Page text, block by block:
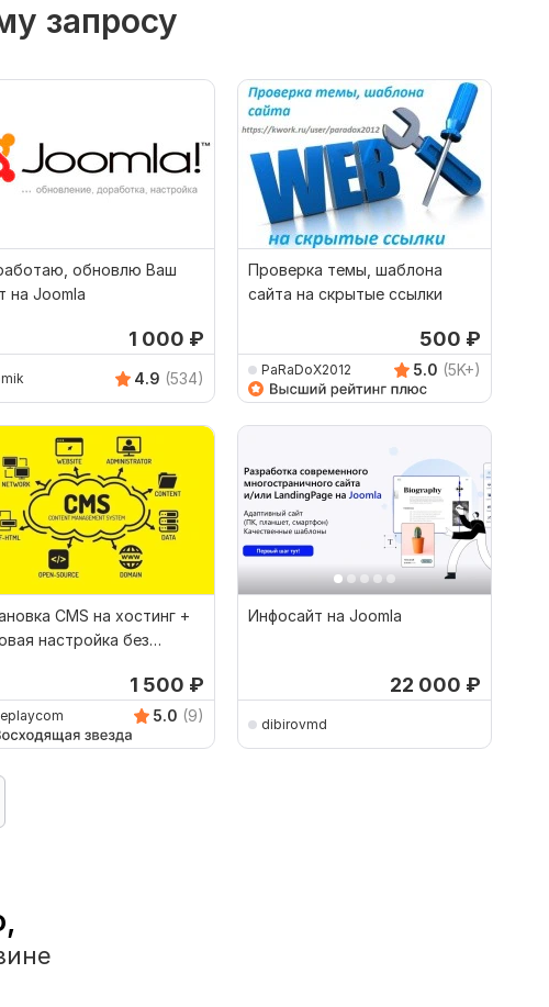
запросу
обновлю Ваш
на Joomla
1 000 ₽
4.9 (534)
Проверка темы, шаблона
сайта на скрытые ссылки
500 ₽
PaRaDoX2012 5.0 (5K+)
CMS на хостинг +
настройка без
1 500 ₽
5.0 (9)
Инфосайт на Joomla
22 000 ₽
dibirovmd